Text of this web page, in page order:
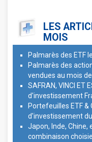
LES
MOIS
Palmarès des ETF
Palmarès des
vendues au mois
SAFRAN, VINCI ET
d'investissement
Portefeuilles ETF &
d'investissement
Japon, Inde, Chine,
combinaison